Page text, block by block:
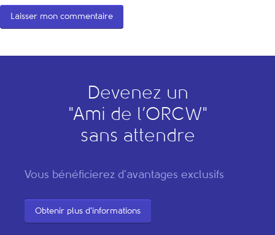
Devenez un
"Ami de l’ORCW"
sans attendre
Vous bénéficierez d'avantages exclusifs
Obtenir plus d'informations